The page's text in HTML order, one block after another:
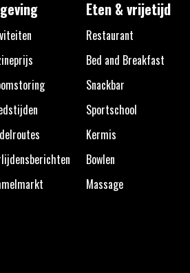
Eten & vrijetijd
Restaurant
Bed and Breakfast
Snackbar
Sportschool
Kermis
Bowlen
Massage